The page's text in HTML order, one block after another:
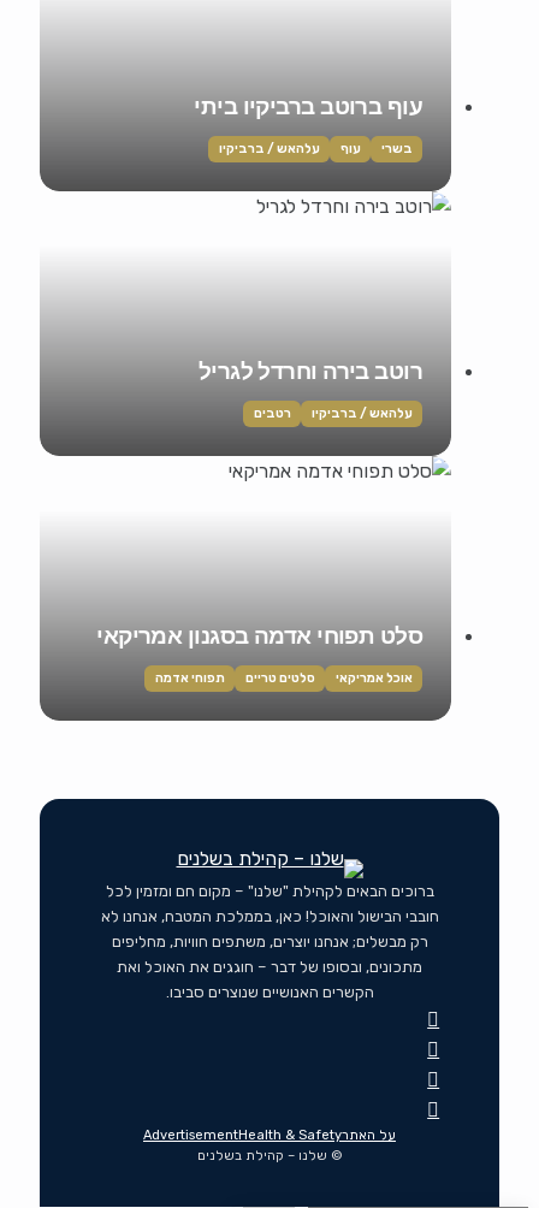
עוף ברוטב ברביקיו ביתי
בשרי עוף עלהאש / ברביקיו
רוטב בירה וחרדל לגריל
עלהאש / ברביקיו רטבים
סלט תפוחי אדמה בסגנון אמריקאי
אוכל אמריקאי סלטים טריים תפוחי אדמה
ברוכים הבאים לקהילת "שלנו" – מקום חם ומזמין לכל
חובבי הבישול והאוכל! כאן, בממלכת המטבח, אנחנו לא
רק מבשלים; אנחנו יוצרים, משתפים חוויות, מחליפים
מתכונים, ובסופו של דבר – חוגגים את האוכל ואת
הקשרים האנושיים שנוצרים סביבו.
על האתרHealth & Safety
Advertisement
© שלנו – קהילת בשלנים